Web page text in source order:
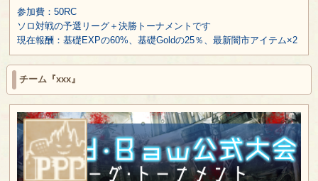
参加費：50RC
ソロ対戦の予選リーグ＋決勝トーナメントです
現在報酬：基礎EXPの60%、基礎Goldの25％、最新闇市アイテム×2
チーム『xxx』